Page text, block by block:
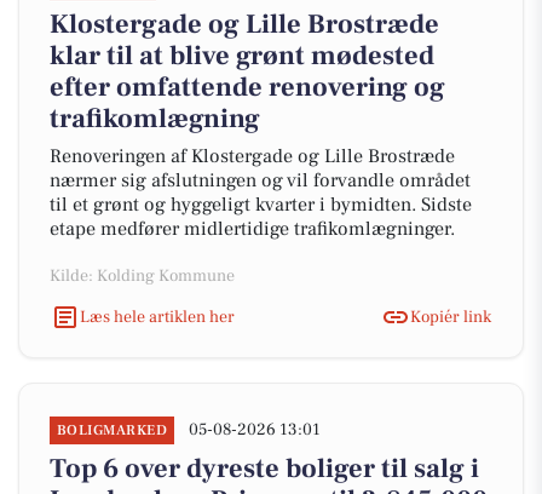
Klostergade og Lille Brostræde
klar til at blive grønt mødested
efter omfattende renovering og
trafikomlægning
Renoveringen af Klostergade og Lille Brostræde
nærmer sig afslutningen og vil forvandle området
til et grønt og hyggeligt kvarter i bymidten. Sidste
etape medfører midlertidige trafikomlægninger.
Kilde: Kolding Kommune
Læs hele artiklen her
Kopiér link
BOLIGMARKED 05-08-2026 13:01
Top 6 over dyreste boliger til salg i